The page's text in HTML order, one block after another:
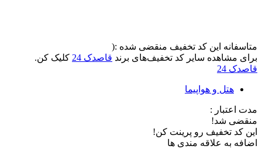
متاسفانه این کد تخفیف منقضی شده :(
برای مشاهده سایر کد تخفیف‌های برند قاصدک 24
کلیک کن.
قاصدک 24
هتل و هواپیما
مدت اعتبار :
منقضی شد!
این کد تخفیف رو پرینت کن!
اضافه به علاقه مندی ها